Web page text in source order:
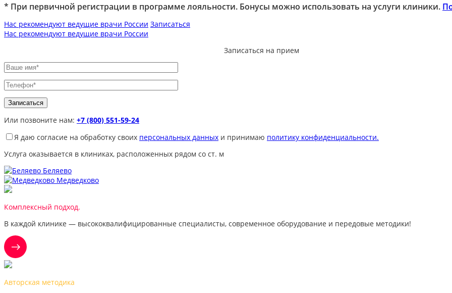
* При первичной регистрации в программе лояльности. Бонусы можно использовать на услуги клиники.
Нас рекомендуют ведущие врачи России Записаться
Нас рекомендуют ведущие врачи России
Записаться на прием
Или позвоните нам: +7 (800) 551-59-24
Я даю согласие на обработку своих персональных данных и принимаю политику конфиденциальности.
Услуга оказывается в клиниках, расположенных рядом со ст. м
Беляево
Медведково
Комплексный подход.
В каждой клинике — высококвалифицированные специалисты, современное оборудование и передовые методики!
Авторская методика